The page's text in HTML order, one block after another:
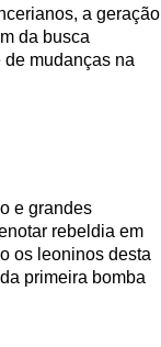
a geração
da busca
mudanças na
e grandes
rebeldia em
os leoninos desta
primeira bomba